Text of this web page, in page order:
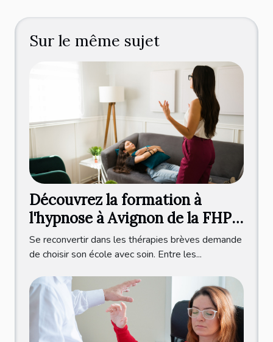
Sur le même sujet
Découvrez la formation à
l'hypnose à Avignon de la FHP
dirigée par Valérie Blanchard !
Se reconvertir dans les thérapies brèves demande
de choisir son école avec soin. Entre les...